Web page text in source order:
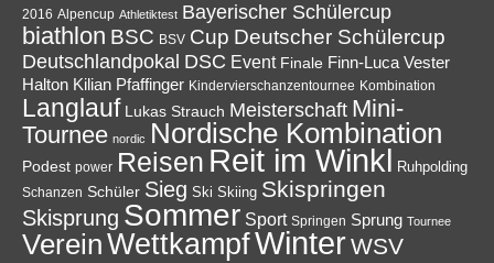
2016 Alpencup Athletiktest Bayerischer Schülercup
biathlon BSC BSV Cup Deutscher Schülercup
Deutschlandpokal DSC Event Finale Finn-Luca Vester
Halton Kilian Pfaffinger Kindervierschanzentournee Kombination
Langlauf Lukas Strauch Meisterschaft Mini-
Tournee nordic Nordische Kombination
Podest power Reisen Reit im Winkl Ruhpolding
Schanzen Schüler Sieg Ski Skiing Skispringen
Skisprung Sommer Sport Springen Sprung Tournee
VereinWettkampfWinterWSV